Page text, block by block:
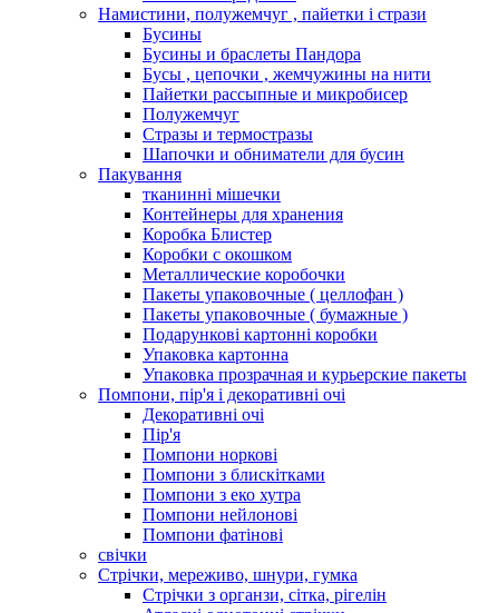
Намистини, полужемчуг , пайетки і стрази
Бусины
Бусины и браслеты Пандора
Бусы , цепочки , жемчужины на нити
Пайетки рассыпные и микробисер
Полужемчуг
Стразы и термостразы
Шапочки и обниматели для бусин
Пакування
тканинні мішечки
Контейнеры для хранения
Коробка Блистер
Коробки с окошком
Металлические коробочки
Пакеты упаковочные ( целлофан )
Пакеты упаковочные ( бумажные )
Подарункові картонні коробки
Упаковка картонна
Упаковка прозрачная и курьерские пакеты
Помпони, пір'я і декоративні очі
Декоративні очі
Пір'я
Помпони норкові
Помпони з блискітками
Помпони з еко хутра
Помпони нейлонові
Помпони фатінові
свічки
Стрічки, мереживо, шнури, гумка
Стрічки з органзи, сітка, рігелін